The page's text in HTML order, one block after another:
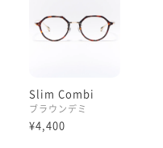
Slim Combi
ブラウンデミ
¥4,400